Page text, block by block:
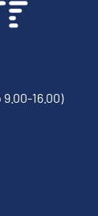
16.00)